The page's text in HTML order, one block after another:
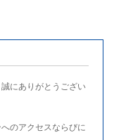
にありがとうござい
のアクセスならびに